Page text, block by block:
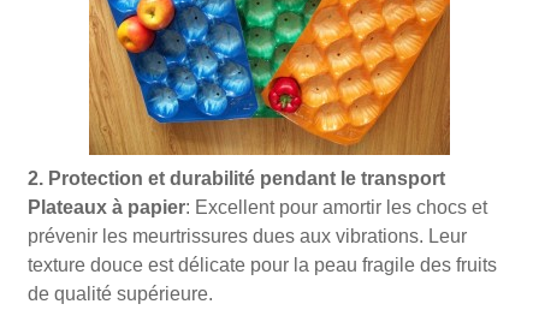
2. Protection et durabilité pendant le transport
Plateaux à papier: Excellent pour amortir les chocs et
prévenir les meurtrissures dues aux vibrations. Leur
texture douce est délicate pour la peau fragile des fruits
de qualité supérieure.